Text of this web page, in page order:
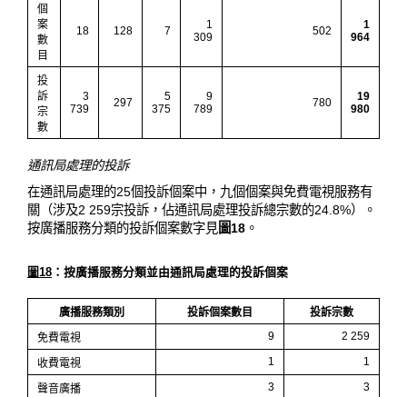
個
案
數
目
18 128 7
1
309
502
1
964
投
訴
宗
數
3
739
297
5
375
9
789
780
19
980
通訊局處理的投訴
在通訊局處理的25個投訴個案中，九個個案與免費電視服務有
關（涉及2 259宗投訴，佔通訊局處理投訴總宗數的24.8%）。
按廣播服務分類的投訴個案數字見圖18 。
圖18 ：按廣播服務分類並由通訊局處理的投訴個案
廣播服務類別 投訴個案數目
投訴宗數
免費電視
9 2 259
收費電視 1 1
聲音廣播 3 3